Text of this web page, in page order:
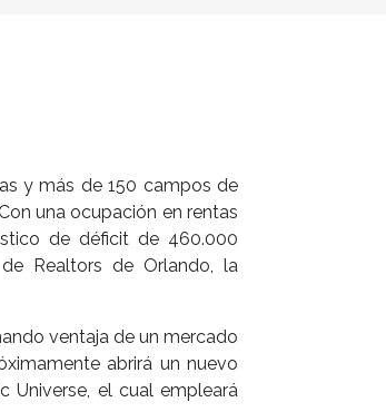
y más de 150 campos de
una ocupación en rentas
de déficit de 460.000
Realtors de Orlando, la
ventaja de un mercado
abrirá un nuevo
Universe, el cual empleará